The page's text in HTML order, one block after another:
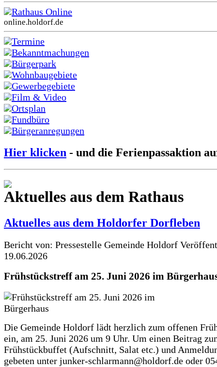
Rathaus Online
online.holdorf.de
Termine
Bekanntmachungen
Bürgerpark
Wohnbaugebiete
Gewerbegebiete
Film & Video
Ortsplan
Fundbüro
Bürgeranregungen
Hier klicken - und die Ferienpassaktion
Aktuelles aus dem Rathaus
Aktuelles aus dem Holdorfer Dorfleben
Bericht von: Pressestelle Gemeinde Holdorf
19.06.2026
Frühstückstreff am 25. Juni 2026 im
Die Gemeinde Holdorf lädt herzlich zum offenen
ein, am 25. Juni 2026 um 9 Uhr. Um einen Beitrag
Frühstückbuffet (Aufschnitt, Salat etc.) und
gebeten unter junker-schlarmann@holdorf.de oder